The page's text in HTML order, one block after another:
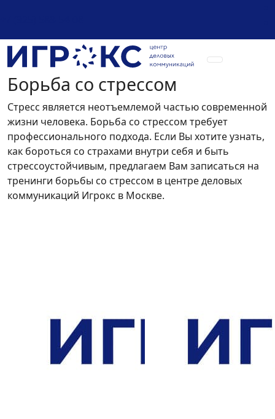
Борьба со стрессом
Стресс является неотъемлемой частью современной
жизни человека. Борьба со стрессом требует
профессионального подхода. Если Вы хотите узнать,
как бороться со страхами внутри себя и быть
стрессоустойчивым, предлагаем Вам записаться на
тренинги борьбы со стрессом в центре деловых
коммуникаций Игрокс в Москве.